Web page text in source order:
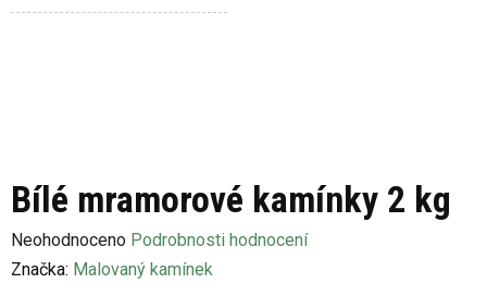
Bílé mramorové kamínky 2 kg
Průměrné
hodnocení
Neohodnoceno Podrobnosti hodnocení
Značka: Malovaný kamínek